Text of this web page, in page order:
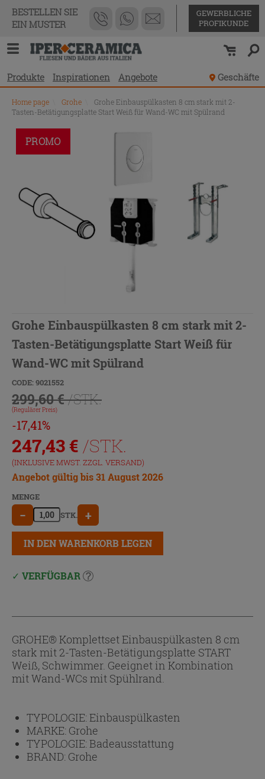
BESTELLEN SIE
EIN MUSTER
GEWERBLICHE
PROFIKUNDE
Produkte Inspirationen Angebote Geschäfte
Home page Grohe
Grohe Einbauspülkasten 8 cm stark mit 2-
Tasten-Betätigungsplatte Start Weiß für Wand-WC mit Spülrand
PROMO
Grohe Einbauspülkasten 8 cm stark mit 2-
Tasten-Betätigungsplatte Start Weiß für
Wand-WC mit Spülrand
CODE: 9021552
299,60 €/STK.
(Regulärer Preis)
-17,41%
247,43 € /STK.
(INKLUSIVE MWST. ZZGL. VERSAND)
Angebot gültig bis 31 August 2026
MENGE
− STK. +
IN DEN WARENKORB LEGEN
VERFÜGBAR
GROHE® Komplettset Einbauspülkasten 8 cm
stark mit 2-Tasten-Betätigungsplatte START
Weiß, Schwimmer. Geeignet in Kombination
mit Wand-WCs mit Spühlrand.
TYPOLOGIE:Einbauspülkasten
MARKE: Grohe
TYPOLOGIE:Badeausstattung
BRAND: Grohe